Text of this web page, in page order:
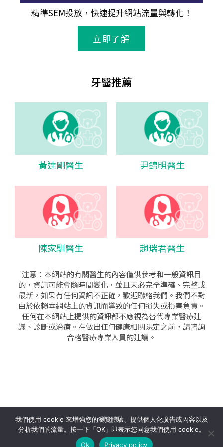
精準SEM投放，快速提升網站流量與轉化！
立即了解
牙醫推薦
黃達剛醫生 尹錦明醫生
陳家馴醫生 趙瑞君醫生
注意：本網站的有關醫生的內容僅供參考和一般資訊目
的，資訊可能會隨時間變化，並且未必完全準確、完整或
最新，如果有任何資訊不正確，歡迎聯絡我們。我們不對
由於依賴本網站上的資訊而導致的任何損失或損害負責。
任何在本網站上提供的資訊都不應視為替代專業醫療建
議、診斷或治療。在做出任何健康相關決定之前，請咨詢
合格醫療專業人員的建議。
隱私政策 使用條款
seo公司|sem公司|網頁設計|網頁設計公司by isualsense
我們使用 cookie 來增強您的瀏覽體驗、提供個人化廣告或內容以及
分析我們的流量。按一下「OK」即表示您同意我們使用 cookie。
Ok
Privacy policy